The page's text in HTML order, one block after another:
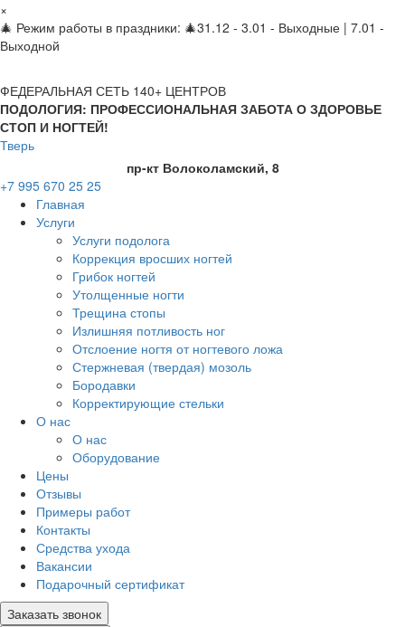
×
🎄 Режим работы в праздники: 🎄31.12 - 3.01 - Выходные | 7.01 -
Выходной
ФЕДЕРАЛЬНАЯ СЕТЬ 140+ ЦЕНТРОВ
ПОДОЛОГИЯ: ПРОФЕССИОНАЛЬНАЯ ЗАБОТА О ЗДОРОВЬЕ
СТОП И НОГТЕЙ!
Тверь
пр-кт Волоколамский, 8
+7 995 670 25 25
Главная
Услуги
Услуги подолога
Коррекция вросших ногтей
Грибок ногтей
Утолщенные ногти
Трещина стопы
Излишняя потливость ног
Отслоение ногтя от ногтевого ложа
Стержневая (твердая) мозоль
Бородавки
Корректирующие стельки
О нас
О нас
Оборудование
Цены
Отзывы
Примеры работ
Контакты
Средства ухода
Вакансии
Подарочный сертификат
Заказать звонок